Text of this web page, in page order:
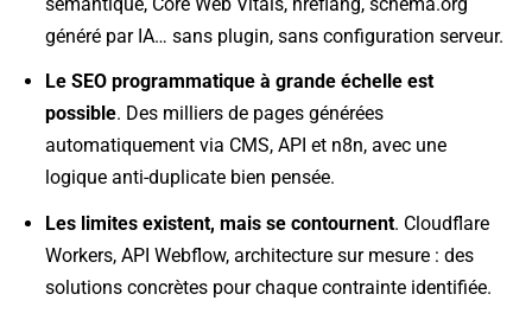
généré par IA… sans plugin, sans configuration serveur.
Le SEO programmatique à grande échelle est
possible. Des milliers de pages générées
automatiquement via CMS, API et n8n, avec une
logique anti-duplicate bien pensée.
Les limites existent, mais se contournent. Cloudflare
Workers, API Webflow, architecture sur mesure : des
solutions concrètes pour chaque contrainte identifiée.